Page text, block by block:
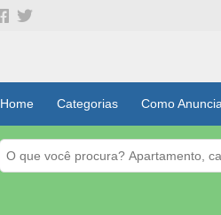
Home Categorias Como